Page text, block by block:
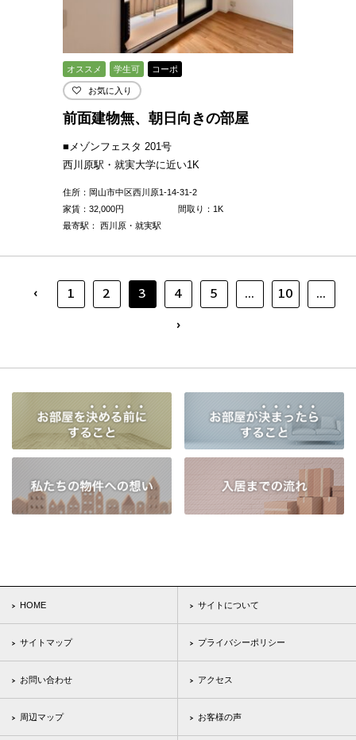
オススメ 学生可 コーポ
お気に入り
前面建物無、朝日向きの部屋
■メゾンフェスタ 201号
西川原駅・就実大学に近い1K
住所：岡山市中区西川原1-14-31-2
家賃： 32,000円
間取り：1K
最寄駅： 西川原・就実駅
‹ 1 2 3 4 5 ... 10
...
›
HOME サイトについて
サイトマップ プライバシーポリシー
お問い合わせ アクセス
周辺マップ お客様の声